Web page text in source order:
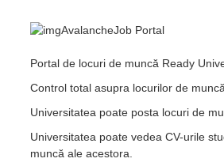
Portal de locuri de muncă Ready
Control total asupra locurilor de
Universitatea poate posta locuri de
Universitatea poate vedea CV-urile
muncă ale acestora.